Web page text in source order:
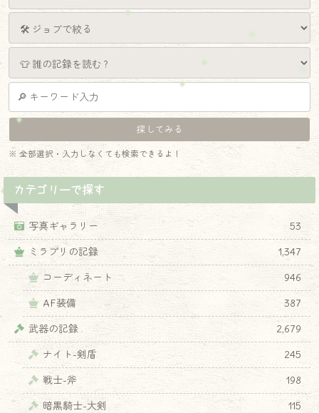
※ 全部選択・入力しなくても検索できるよ！
カテゴリーで探す
写真ギャラリー
53
ミラプリの記録
1,347
コーディネート
946
AF装備
387
武器の記録
2,679
ナイト-剣盾
245
戦士-斧
198
暗黒騎士-大剣
115